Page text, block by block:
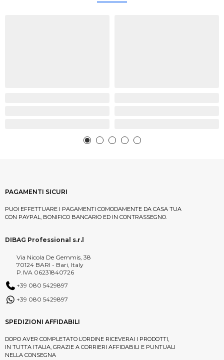
PAGAMENTI SICURI
PUOI EFFETTUARE I PAGAMENTI COMODAMENTE DA CASA TUA
CON PAYPAL, BONIFICO BANCARIO ED IN CONTRASSEGNO.
DIBAG Professional s.r.l
Via Nicola De Gemmis, 38
70124 BARI - Bari, Italy
P.IVA 06231840726
+39 080 5429897
+39 080 5429897
SPEDIZIONI AFFIDABILI
DOPO AVER COMPLETATO L’ORDINE RICEVERAI I PRODOTTI,
IN TUTTA ITALIA, GRAZIE A CORRIERI AFFIDABILI E PUNTUALI
NELLA CONSEGNA